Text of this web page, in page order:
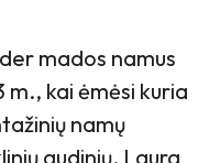
mados namus
kai ėmėsi kuria
namų
audinių. Laura